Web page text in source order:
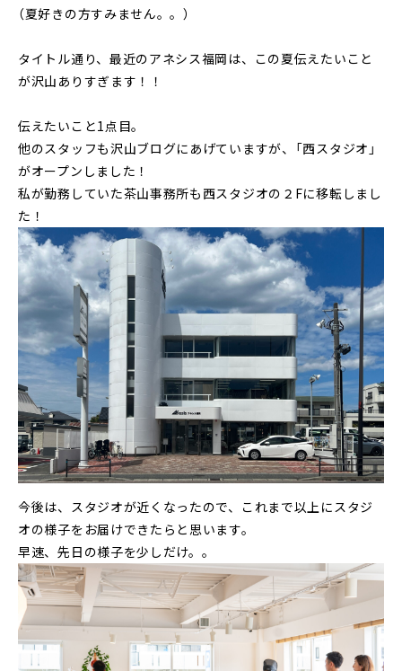
（夏好きの方すみません。。）
タイトル通り、最近のアネシス福岡は、この夏伝えたいこと
が沢山ありすぎます！！
伝えたいこと1点目。
他のスタッフも沢山ブログにあげていますが、「西スタジオ」
がオープンしました！
私が勤務していた茶山事務所も西スタジオの２Fに移転しまし
た！
今後は、スタジオが近くなったので、これまで以上にスタジ
オの様子をお届けできたらと思います。
早速、先日の様子を少しだけ。。